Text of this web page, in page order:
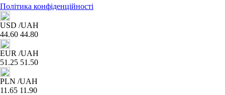
Політика конфіденційності
USD /UAH
44.60 44.80
EUR /UAH
51.25 51.50
PLN /UAH
11.65 11.90